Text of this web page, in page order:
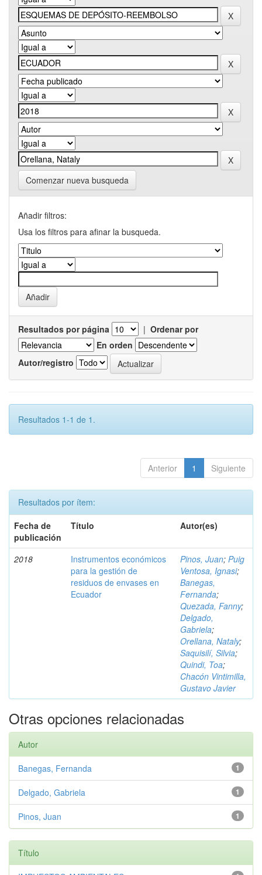
Comenzar nueva busqueda
Añadir filtros:
Usa los filtros para afinar la busqueda.
Resultados por página | Ordenar por
En orden
Autor/registro
Resultados 1-1 de 1.
Anterior 1 Siguiente
Resultados por ítem:
Fecha de
publicación
Título Autor(es)
2018
Instrumentos económicos
para la gestión de
residuos de envases en
Ecuador
Pinos, Juan; Puig
Ventosa, Ignasi;
Banegas,
Fernanda;
Quezada, Fanny;
Delgado,
Gabriela;
Orellana, Nataly;
Saquisilí, Silvia;
Quindi, Toa;
Chacón Vintimilla,
Gustavo Javier
Otras opciones relacionadas
Autor
1
Banegas, Fernanda
1
Delgado, Gabriela
1
Pinos, Juan
Título